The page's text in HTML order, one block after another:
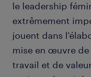
le leadership
extrêmement
jouent dans
mise en œuvre
travail et de